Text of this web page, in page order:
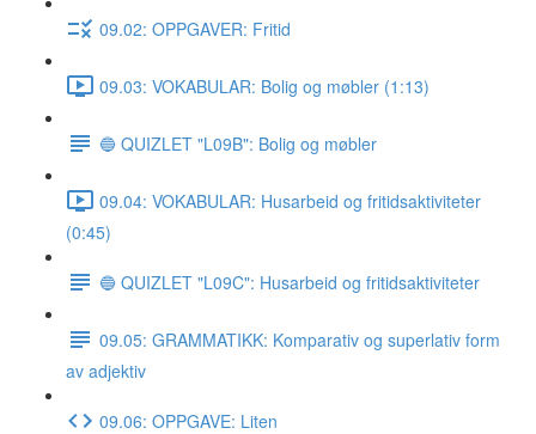
09.02: OPPGAVER: Fritid
09.03: VOKABULAR: Bolig og møbler (1:13)
🔵 QUIZLET "L09B": Bolig og møbler
09.04: VOKABULAR: Husarbeid og fritidsaktiviteter
(0:45)
🔵 QUIZLET "L09C": Husarbeid og fritidsaktiviteter
09.05: GRAMMATIKK: Komparativ og superlativ form
av adjektiv
09.06: OPPGAVE: Liten